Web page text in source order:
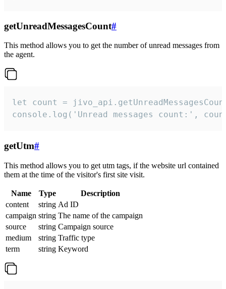
getUnreadMessagesCount#
This method allows you to get the number of unread messages from
the agent.
let count =
console.log('Unread messages count:',
getUtm#
This method allows you to get utm tags, if the website url contained
them at the time of the visitor's first site visit.
Name Type
Description
content
string Ad ID
campaign string The name of the campaign
source
string Campaign source
medium
string Traffic type
term
string Keyword